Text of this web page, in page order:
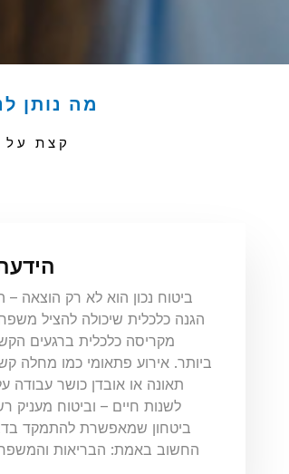
מה נותן
קצת על
ביטוח נכון הוא לא רק הוצאה –
הגנה כלכלית שיכולה להציל
מקריסה כלכלית ברגעים
ביותר. אירוע פתאומי כמו מחלה
תאונה או אובדן כושר עבודה
לשנות חיים – וביטוח מעניק
ביטחון שמאפשרת להתמקד
החשוב באמת: הבריאות